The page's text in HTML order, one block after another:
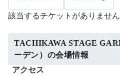
該当するチケットがありません
TACHIKAWA STAGE
ーデン）の会場情報
アクセス